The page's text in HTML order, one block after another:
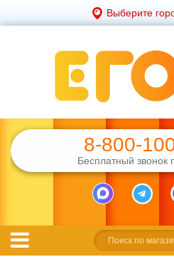
Выберите
8-800-
Бесплатный звонок